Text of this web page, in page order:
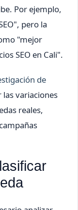
Por ejemplo,
pero la
"mejor
SEO en Cali".
de
variaciones
reales,